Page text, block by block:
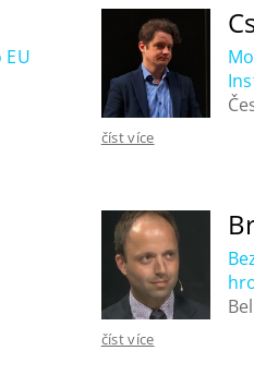
číst více
číst více